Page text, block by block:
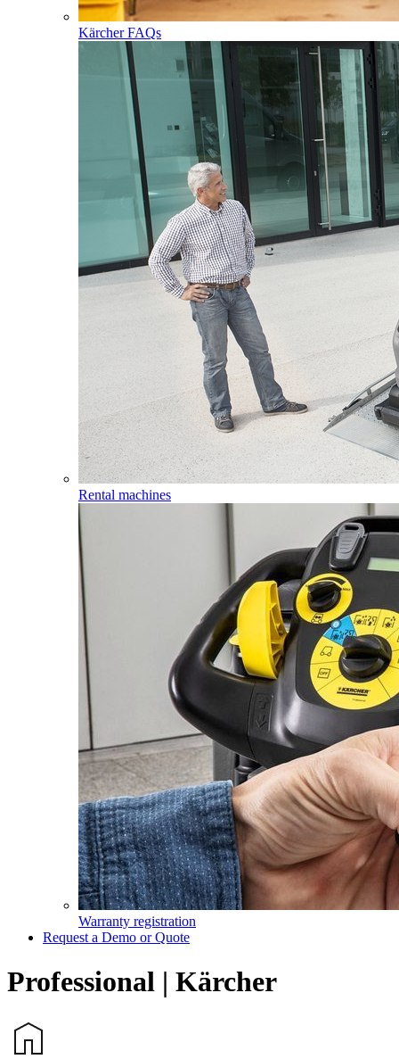
Kärcher FAQs
Rental machines
Warranty registration
Request a Demo or Quote
Professional | Kärcher